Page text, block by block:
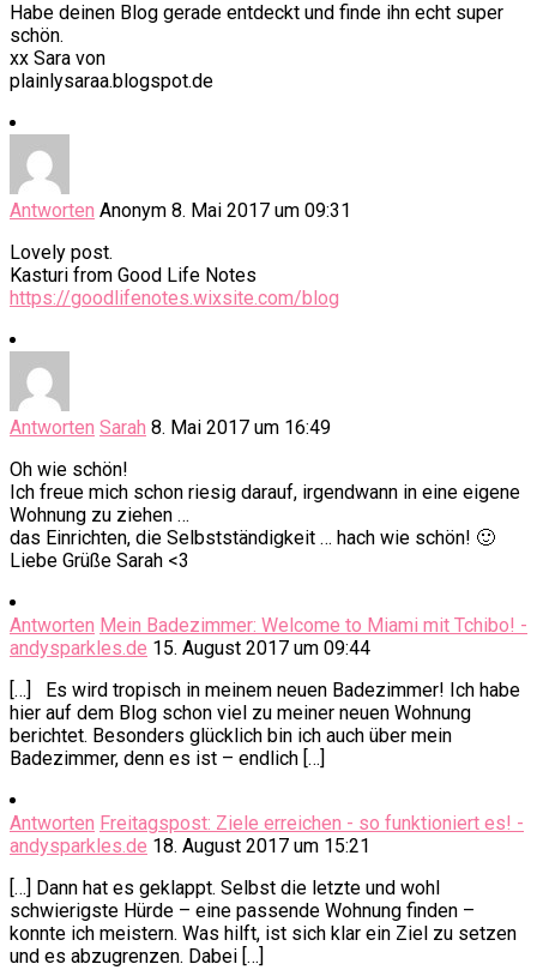
Habe deinen Blog gerade entdeckt und finde ihn echt super
schön.
xx Sara von
plainlysaraa.blogspot.de
Antworten Anonym 8. Mai 2017 um 09:31
Lovely post.
Kasturi from Good Life Notes
https://goodlifenotes.wixsite.com/blog
Antworten Sarah 8. Mai 2017 um 16:49
Oh wie schön!
Ich freue mich schon riesig darauf, irgendwann in eine eigene
Wohnung zu ziehen …
das Einrichten, die Selbstständigkeit … hach wie schön! 🙂
Liebe Grüße Sarah <3
Antworten Mein Badezimmer: Welcome to Miami mit Tchibo! -
andysparkles.de 15. August 2017 um 09:44
[…] Es wird tropisch in meinem neuen Badezimmer! Ich habe
hier auf dem Blog schon viel zu meiner neuen Wohnung
berichtet. Besonders glücklich bin ich auch über mein
Badezimmer, denn es ist – endlich […]
Antworten Freitagspost: Ziele erreichen - so funktioniert es! -
andysparkles.de 18. August 2017 um 15:21
[…] Dann hat es geklappt. Selbst die letzte und wohl
schwierigste Hürde – eine passende Wohnung finden –
konnte ich meistern. Was hilft, ist sich klar ein Ziel zu setzen
und es abzugrenzen. Dabei […]